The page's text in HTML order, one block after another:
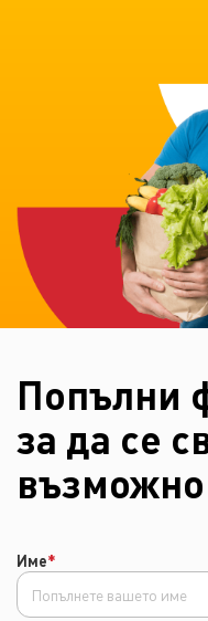
Попълни
за да се
Име*